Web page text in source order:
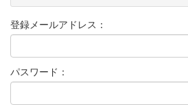
登録メールアドレス：
パスワード：